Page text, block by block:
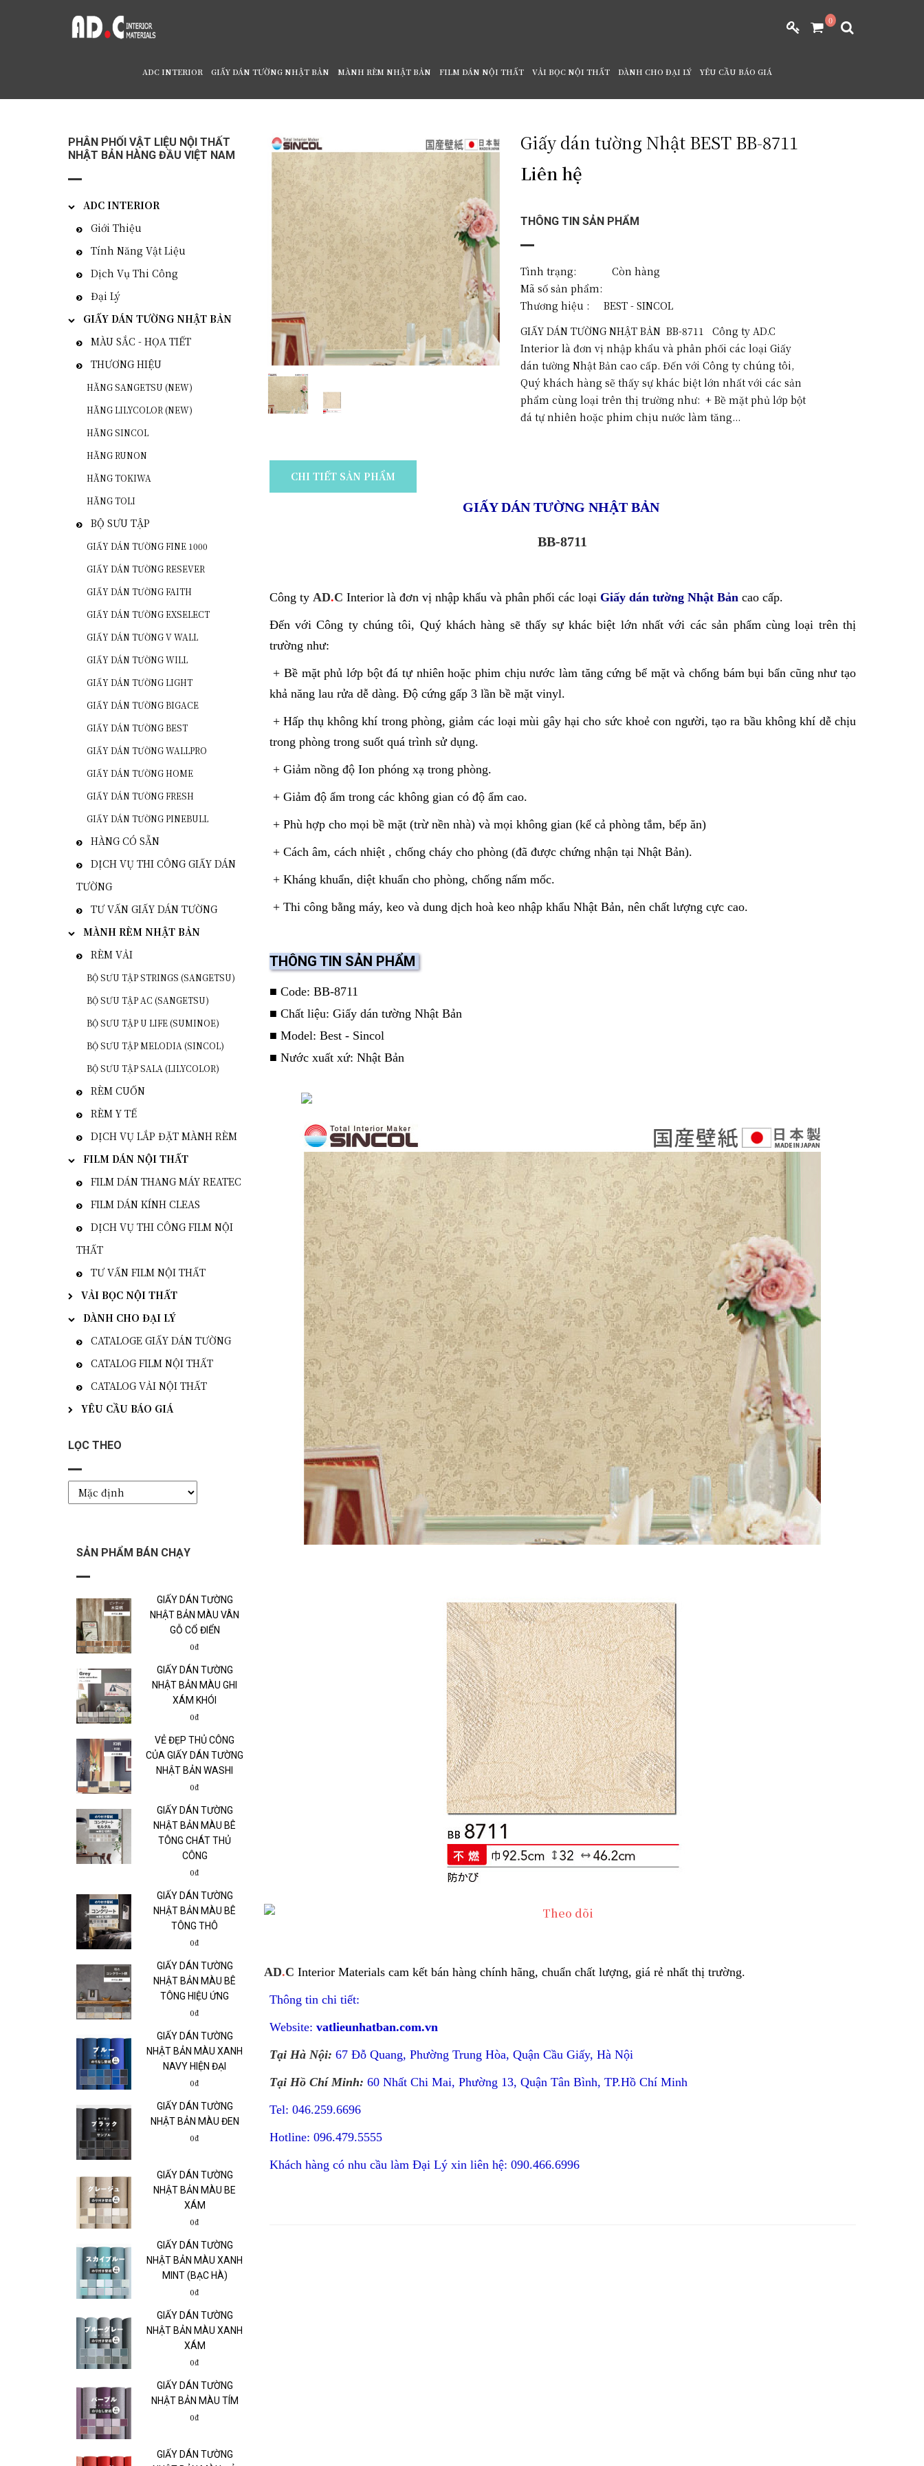
0
ADC INTERIOR GIẤY DÁN TƯỜNG NHẬT BẢN MÀNH RÈM NHẬT BẢN FILM DÁN NỘI THẤT VẢI BỌC NỘI THẤT DÀNH CHO ĐẠI LÝ YÊU CẦU BÁO GIÁ
Giấy dán tường Nhật BEST BB-8711
Giấy dán tường Nhật BEST BB-8711
Liên hệ
THÔNG TIN SẢN PHẨM
Tình trạng: Còn hàng
Mã số sản phẩm:
Thương hiệu :
BEST - SINCOL
GIẤY DÁN TƯỜNG NHẬT BẢN BB-8711 Công ty AD.C
Interior là đơn vị nhập khẩu và phân phối các loại Giấy
dán tường Nhật Bản cao cấp. Đến với Công ty chúng tôi,
Quý khách hàng sẽ thấy sự khác biệt lớn nhất với các sản
phẩm cùng loại trên thị trường như: + Bề mặt phủ lớp bột
đá tự nhiên hoặc phim chịu nước làm tăng...
CHI TIẾT SẢN PHẨM
GIẤY DÁN TƯỜNG NHẬT BẢN
BB-8711
Công ty AD.C Interior là đơn vị nhập khẩu và phân phối các loại Giấy dán tường Nhật Bảncao cấp.
Đến với Công ty chúng tôi, Quý khách hàng sẽ thấy sự khác biệt lớn nhất với các sản phẩm cùng loại trên thị
trường như:
+ Bề mặt phủ lớp bột đá tự nhiên hoặc phim chịu nước làm tăng cứng bể mặt và chống bám bụi bẩn cũng như tạo
khả năng lau rửa dễ dàng. Độ cứng gấp 3 lần bề mặt vinyl.
+ Hấp thụ không khí trong phòng, giảm các loại mùi gây hại cho sức khoẻ con người, tạo ra bầu không khí dễ chịu
trong phòng trong suốt quá trình sử dụng.
+ Giảm nồng độ Ion phóng xạ trong phòng.
+ Giảm độ ẩm trong các không gian có độ ẩm cao.
+ Phù hợp cho mọi bề mặt (trừ nền nhà) và mọi không gian (kể cả phòng tắm, bếp ăn)
+ Cách âm, cách nhiệt , chống cháy cho phòng (đã được chứng nhận tại Nhật Bản).
+ Kháng khuẩn, diệt khuẩn cho phòng, chống nấm mốc.
+ Thi công bằng máy, keo và dung dịch hoà keo nhập khẩu Nhật Bản, nên chất lượng cực cao.
THÔNG TIN SẢN PHẨM
■ Code: BB-8711
■ Chất liệu: Giấy dán tường Nhật Bản
■ Model: Best - Sincol
■ Nước xuất xứ: Nhật Bản
AD.C Interior Materials cam kết bán hàng chính hãng, chuẩn chất lượng, giá rẻ nhất thị trường.
Thông tin chi tiết:
Website: vatlieunhatban.com.vn
Tại Hà Nội: 67 Đỗ Quang, Phường Trung Hòa, Quận Cầu Giấy, Hà Nội
Tại Hồ Chí Minh: 60 Nhất Chi Mai, Phường 13, Quận Tân Bình, TP.Hồ Chí Minh
Tel: 046.259.6696
Hotline: 096.479.5555
Khách hàng có nhu cầu làm Đại Lý xin liên hệ: 090.466.6996
PHÂN PHỐI VẬT LIỆU NỘI THẤT
NHẬT BẢN HÀNG ĐẦU VIỆT NAM
ADC INTERIOR
Giới Thiệu
Tính Năng Vật Liệu
Dịch Vụ Thi Công
Đại Lý
GIẤY DÁN TƯỜNG NHẬT BẢN
MÀU SẮC - HỌA TIẾT
THƯƠNG HIỆU
HÃNG SANGETSU (NEW)
HÃNG LILYCOLOR (NEW)
HÃNG SINCOL
HÃNG RUNON
HÃNG TOKIWA
HÃNG TOLI
BỘ SƯU TẬP
GIẤY DÁN TƯỜNG FINE 1000
GIẤY DÁN TƯỜNG RESEVER
GIẤY DÁN TƯỜNG FAITH
GIẤY DÁN TƯỜNG EXSELECT
GIẤY DÁN TƯỜNG V WALL
GIẤY DÁN TƯỜNG WILL
GIẤY DÁN TƯỜNG LIGHT
GIẤY DÁN TƯỜNG BIGACE
GIẤY DÁN TƯỜNG BEST
GIẤY DÁN TƯỜNG WALLPRO
GIẤY DÁN TƯỜNG HOME
GIẤY DÁN TƯỜNG FRESH
GIẤY DÁN TƯỜNG PINEBULL
HÀNG CÓ SẴN
DỊCH VỤ THI CÔNG GIẤY DÁN
TƯỜNG
TƯ VẤN GIẤY DÁN TƯỜNG
MÀNH RÈM NHẬT BẢN
RÈM VẢI
BỘ SƯU TẬP STRINGS (SANGETSU)
BỘ SƯU TẬP AC (SANGETSU)
BỘ SƯU TẬP U LIFE (SUMINOE)
BỘ SƯU TẬP MELODIA (SINCOL)
BỘ SƯU TẬP SALA (LILYCOLOR)
RÈM CUỐN
RÈM Y TẾ
DỊCH VỤ LẮP ĐẶT MÀNH RÈM
FILM DÁN NỘI THẤT
FILM DÁN THANG MÁY REATEC
FILM DÁN KÍNH CLEAS
DỊCH VỤ THI CÔNG FILM NỘI
THẤT
TƯ VẤN FILM NỘI THẤT
VẢI BỌC NỘI THẤT
DÀNH CHO ĐẠI LÝ
CATALOGE GIẤY DÁN TƯỜNG
CATALOG FILM NỘI THẤT
CATALOG VẢI NỘI THẤT
YÊU CẦU BÁO GIÁ
LỌC THEO
SẢN PHẨM BÁN CHẠY
GIẤY DÁN TƯỜNG
NHẬT BẢN MÀU VÂN
GỖ CỔ ĐIỂN
0₫
GIẤY DÁN TƯỜNG
NHẬT BẢN MÀU GHI
XÁM KHÓI
0₫
VẺ ĐẸP THỦ CÔNG
CỦA GIẤY DÁN TƯỜNG
NHẬT BẢN WASHI
0₫
GIẤY DÁN TƯỜNG
NHẬT BẢN MÀU BÊ
TÔNG CHÁT THỦ
CÔNG
0₫
GIẤY DÁN TƯỜNG
NHẬT BẢN MÀU BÊ
TÔNG THÔ
0₫
GIẤY DÁN TƯỜNG
NHẬT BẢN MÀU BÊ
TÔNG HIỆU ỨNG
0₫
GIẤY DÁN TƯỜNG
NHẬT BẢN MÀU XANH
NAVY HIỆN ĐẠI
0₫
GIẤY DÁN TƯỜNG
NHẬT BẢN MÀU ĐEN
0₫
GIẤY DÁN TƯỜNG
NHẬT BẢN MÀU BE
XÁM
0₫
GIẤY DÁN TƯỜNG
NHẬT BẢN MÀU XANH
MINT (BẠC HÀ)
0₫
GIẤY DÁN TƯỜNG
NHẬT BẢN MÀU XANH
XÁM
0₫
GIẤY DÁN TƯỜNG
NHẬT BẢN MÀU TÍM
0₫
GIẤY DÁN TƯỜNG